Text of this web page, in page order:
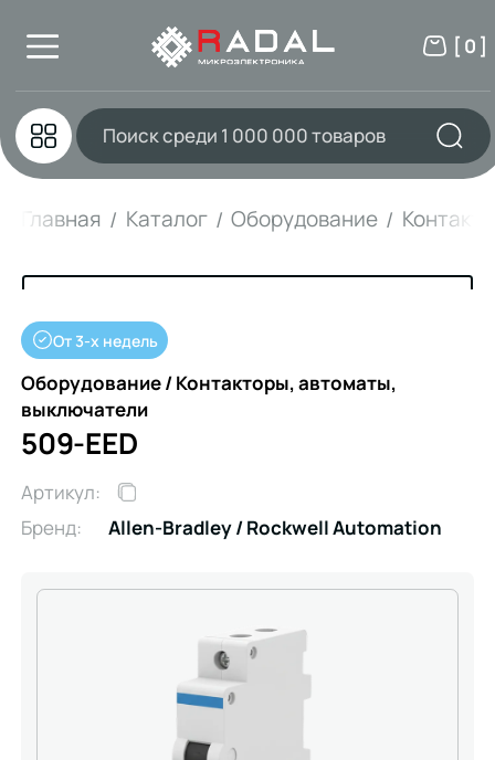
[ 0 ]
Главная Каталог Оборудование
От 3-х недель
Оборудование / Контакторы, автоматы,
выключатели
509-EED
Артикул:
Бренд:
Allen-Bradley / Rockwell Automation